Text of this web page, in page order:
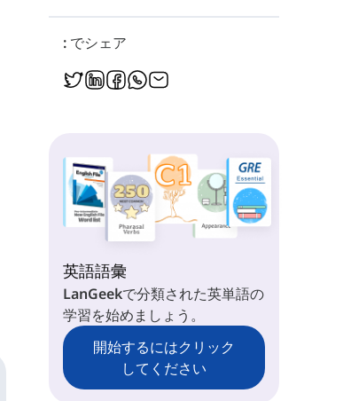
: でシェア
英語語彙
LanGeekで分類された英単語の
学習を始めましょう。
開始するにはクリック
してください